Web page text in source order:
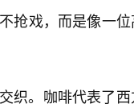
抢戏，而是像一
织。咖啡代表了